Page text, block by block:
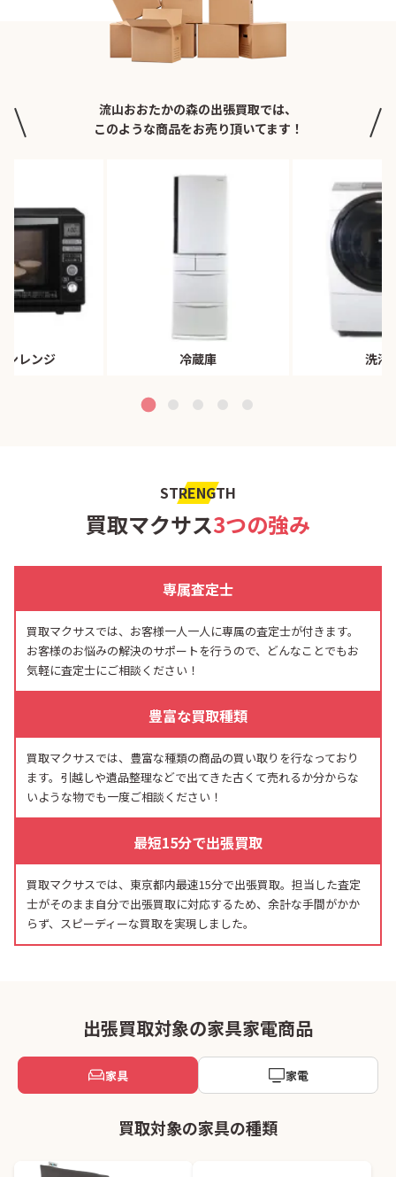
流山おおたかの森の出張買取では、
このような商品をお売り頂いてます！
ンレンジ 冷蔵庫 洗濯
STRENGTH
買取マクサス3つの強み
専属査定士
買取マクサスでは、お客様一人一人に専属の査定士が付きます。
お客様のお悩みの解決のサポートを行うので、どんなことでもお
気軽に査定士にご相談ください！
豊富な買取種類
買取マクサスでは、豊富な種類の商品の買い取りを行なっており
ます。引越しや遺品整理などで出てきた古くて売れるか分からな
いような物でも一度ご相談ください！
最短15分で出張買取
買取マクサスでは、東京都内最速15分で出張買取。担当した査定
士がそのまま自分で出張買取に対応するため、余計な手間がかか
らず、スピーディーな買取を実現しました。
出張買取対象の家具家電商品
家具 家電
買取対象の家具の種類